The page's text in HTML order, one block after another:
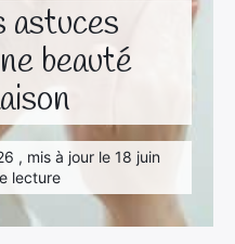
astuces
beauté
, mis à jour le 18 juin
lecture